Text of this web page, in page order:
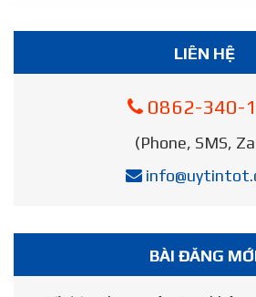
LIÊN HỆ
0862-340-
(Phone, SMS,
BÀI ĐĂNG